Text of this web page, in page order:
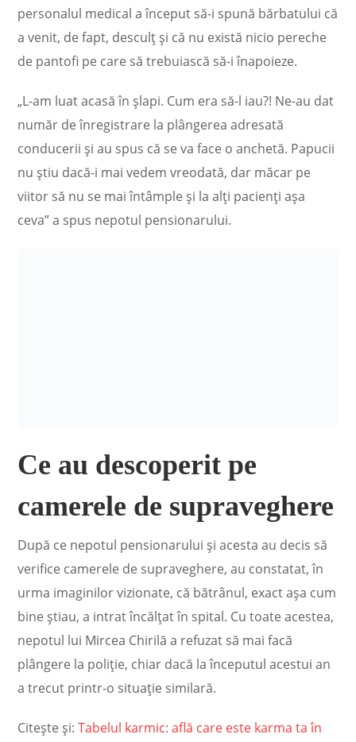
personalul medical a început să-i spună bărbatului că
a venit, de fapt, desculț și că nu există nicio pereche
de pantofi pe care să trebuiască să-i înapoieze.
„L-am luat acasă în șlapi. Cum era să-l iau?! Ne-au dat
număr de înregistrare la plângerea adresată
conducerii și au spus că se va face o anchetă. Papucii
nu știu dacă-i mai vedem vreodată, dar măcar pe
viitor să nu se mai întâmple și la alți pacienți așa
ceva” a spus nepotul pensionarului.
Ce au descoperit pe
camerele de supraveghere
După ce nepotul pensionarului și acesta au decis să
verifice camerele de supraveghere, au constatat, în
urma imaginilor vizionate, că bătrânul, exact așa cum
bine știau, a intrat încălțat în spital. Cu toate acestea,
nepotul lui Mircea Chirilă a refuzat să mai facă
plângere la poliție, chiar dacă la începutul acestui an
a trecut printr-o situație similară.
Citește și:Tabelul karmic: află care este karma ta în